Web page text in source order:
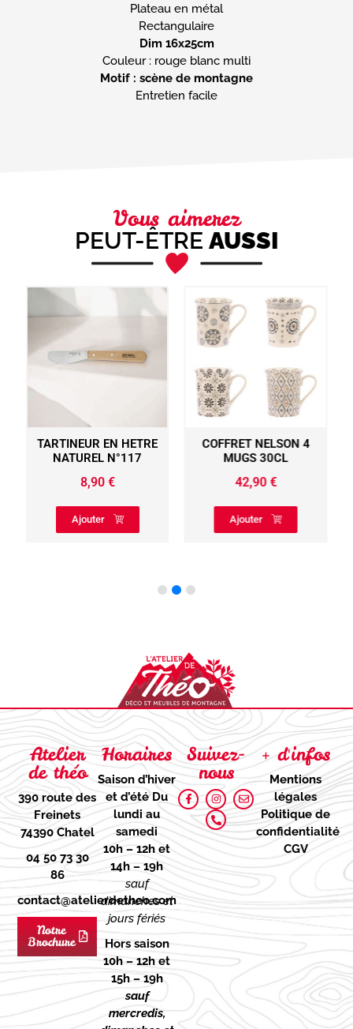
Plateau en métal
Dim 16x25cm
Motif : scène de montagne
Entretien facile
Vous aimerez
PEUT-ÊTRE AUSSI
TARTINEUR EN HETRE
NATUREL N°117
8,90 €
Ajouter
COFFRET NELSON 4
MUGS 30CL
42,90€
Ajouter
Atelier
de théo
390 route des
Freinets
74390 Chatel
04 50 73 30
86
contact@atelierdetheo.com
Notre
Brochure
Horaires
Saison d’hiver
et d’étéDu
lundi au
samedi
10h – 12h et
14h – 19h
sauf
dimanches et
jours fériés
Hors saison
10h – 12h et
15h – 19h
sauf
mercredis,
Suivez-
nous
+ d'infos
Mentions
légales
Politique de
confidentialité
CGV